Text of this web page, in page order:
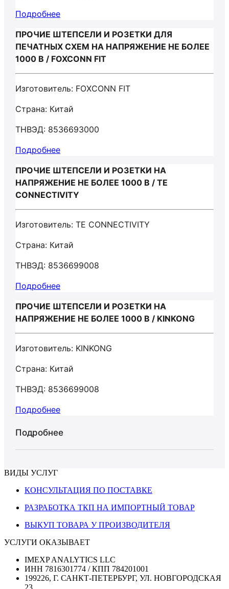
Подробнее
ПРОЧИЕ ШТЕПСЕЛИ И РОЗЕТКИ ДЛЯ
ПЕЧАТНЫХ СХЕМ НА НАПРЯЖЕНИЕ НЕ БОЛЕЕ
1000 В / FOXCONN FIT
Изготовитель: FOXCONN FIT
Страна: Китай
ТНВЭД: 8536693000
Подробнее
ПРОЧИЕ ШТЕПСЕЛИ И РОЗЕТКИ НА
НАПРЯЖЕНИЕ НЕ БОЛЕЕ 1000 В / TE
CONNECTIVITY
Изготовитель: TE CONNECTIVITY
Страна: Китай
ТНВЭД: 8536699008
Подробнее
ПРОЧИЕ ШТЕПСЕЛИ И РОЗЕТКИ НА
НАПРЯЖЕНИЕ НЕ БОЛЕЕ 1000 В / KINKONG
Изготовитель: KINKONG
Страна: Китай
ТНВЭД: 8536699008
Подробнее
Подробнее
ВИДЫ УСЛУГ
КОНСУЛЬТАЦИЯ ПО ПОСТАВКЕ
РАЗРАБОТКА ТКП НА ИМПОРТНЫЙ ТОВАР
ВЫКУП ТОВАРА У ПРОИЗВОДИТЕЛЯ
УСЛУГИ ОКАЗЫВАЕТ
IMEXP ANALYTICS LLC
ИНН 7816301774 / КПП 784201001
199226, Г. САНКТ-ПЕТЕРБУРГ, УЛ. НОВГОРОДСКАЯ
23